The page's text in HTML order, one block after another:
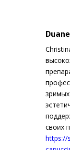
своих
https://